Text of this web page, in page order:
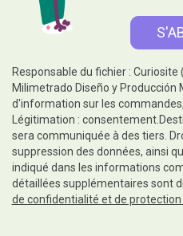
Responsable du fichier :
Milimetrado Diseño y Producción
d'information sur les
Légitimation :
sera communiquée à des tiers.
suppression des données, ainsi
indiqué dans les informations
détaillées supplémentaires sont
de confidentialité et de protection